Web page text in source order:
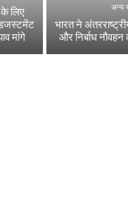
लिए
मांगे
अन्य
भारत ने
और निर्बाध नौवहन